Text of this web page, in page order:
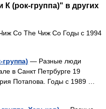
К (рок-группа)" в других
Co The Чиж Co Годы c 1994
— Разные люди
в Санкт Петрбурге 19
Потапова. Годы с 1989 …